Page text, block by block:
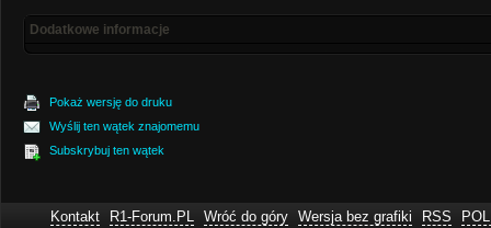
Dodatkowe informacje
Pokaż wersję do druku
Wyślij ten wątek znajomemu
Subskrybuj ten wątek
Kontakt R1-Forum.PL Wróć do góry Wersja bez grafiki RSS